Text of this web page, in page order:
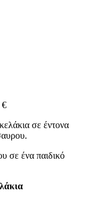
€
σε έντονα
σε ένα παιδικό